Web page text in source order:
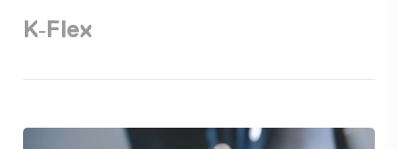
K‑Flex